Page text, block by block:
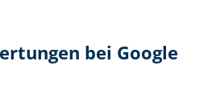
bei Google